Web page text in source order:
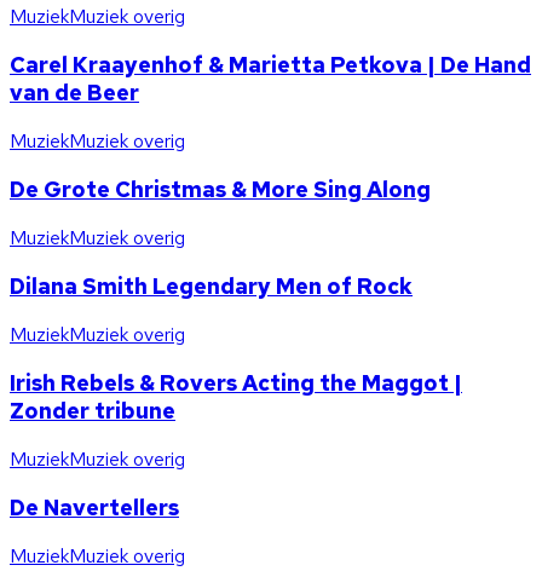
MuziekMuziek overig
Carel Kraayenhof & Marietta Petkova | De Hand
van de Beer
MuziekMuziek overig
De Grote Christmas & More Sing Along
MuziekMuziek overig
Dilana Smith Legendary Men of Rock
MuziekMuziek overig
Irish Rebels & Rovers Acting the Maggot |
Zonder tribune
MuziekMuziek overig
De Navertellers
MuziekMuziek overig